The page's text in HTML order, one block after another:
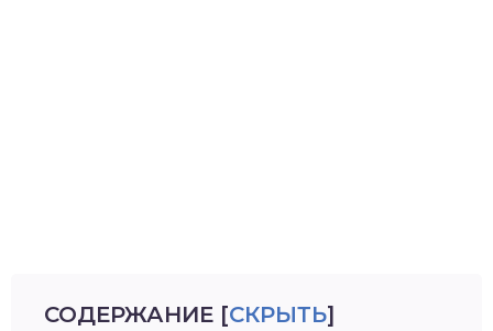
СОДЕРЖАНИЕ [СКРЫТЬ]